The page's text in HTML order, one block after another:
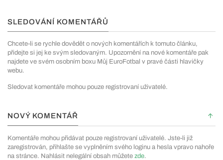
SLEDOVÁNÍ KOMENTÁŘŮ
Chcete-li se rychle dovědět o nových komentářích k tomuto článku,
přidejte si jej ke svým sledovaným. Upozornění na nové komentáře pak
najdete ve svém osobním boxu Můj EuroFotbal v pravé části hlavičky
webu.
Sledovat komentáře mohou pouze registrovaní uživatelé.
NOVÝ KOMENTÁŘ
Komentáře mohou přidávat pouze registrovaní uživatelé. Jste-li již
zaregistrován, přihlašte se vyplněním svého loginu a hesla vpravo nahoře
na stránce. Nahlásit nelegální obsah můžete zde.